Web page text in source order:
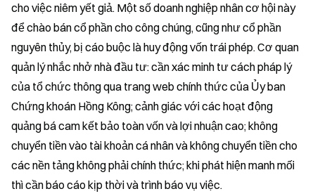
cho việc niêm yết giả. Một số doanh nghiệp nhân cơ hội này
để chào bán cổ phần cho công chúng, cũng như cổ phần
nguyên thủy, bị cáo buộc là huy động vốn trái phép. Cơ quan
quản lý nhắc nhở nhà đầu tư: cần xác minh tư cách pháp lý
của tổ chức thông qua trang web chính thức của Ủy ban
Chứng khoán Hồng Kông; cảnh giác với các hoạt động
quảng bá cam kết bảo toàn vốn và lợi nhuận cao; không
chuyển tiền vào tài khoản cá nhân và không chuyển tiền cho
các nền tảng không phải chính thức; khi phát hiện manh mối
thì cần báo cáo kịp thời và trình báo vụ việc.